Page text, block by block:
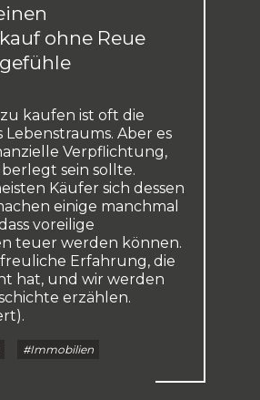
ohne Reue
kaufen ist oft die
Aber es
Verpflichtung,
sein sollte.
Käufer sich dessen
einige manchmal
voreilige
teuer werden können.
Erfahrung, die
hat, und wir werden
erzählen.
#Immobilien